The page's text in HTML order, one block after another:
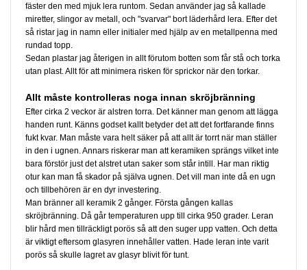
fäster den med mjuk lera runtom. Sedan använder jag så kallade
miretter, slingor av metall, och "svarvar" bort läderhård lera. Efter det
så ristar jag in namn eller initialer med hjälp av en metallpenna med
rundad topp.
Sedan plastar jag återigen in allt förutom botten som får stå och torka
utan plast. Allt för att minimera risken för sprickor när den torkar.
Allt måste kontrolleras noga innan skröjbränning
Efter cirka 2 veckor är alstren torra. Det känner man genom att lägga
handen runt. Känns godset kallt betyder det att det fortfarande finns
fukt kvar. Man måste vara helt säker på att allt är torrt när man ställer
in den i ugnen. Annars riskerar man att keramiken sprängs vilket inte
bara förstör just det alstret utan saker som står intill. Har man riktig
otur kan man få skador på själva ugnen. Det vill man inte då en ugn
och tillbehören är en dyr investering.
Man bränner all keramik 2 gånger. Första gången kallas
skröjbränning. Då går temperaturen upp till cirka 950 grader. Leran
blir hård men tillräckligt porös så att den suger upp vatten. Och detta
är viktigt eftersom glasyren innehåller vatten. Hade leran inte varit
porös så skulle lagret av glasyr blivit för tunt.